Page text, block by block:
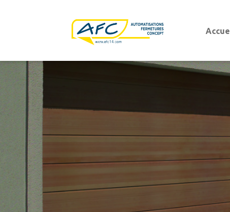
Porte de garage
Porte de garage battante ouvrant à la
Portails modernes